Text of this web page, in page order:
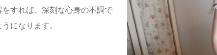
すれば、深刻な心身の不調で
になります。